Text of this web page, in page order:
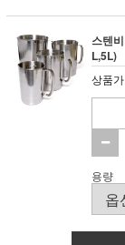
스텐
L,5L)
상품
용량